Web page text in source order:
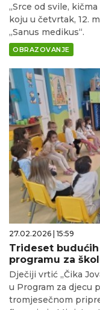
„Srce od svile,
koju u četvrtak, 12.
„Sanus medikus“.
OBRAZOVANJE
27.02.2026 | 15:59
Trideset
programu za
Dječiji vrtić „Čika
u Program za djecu
tromjesečnom